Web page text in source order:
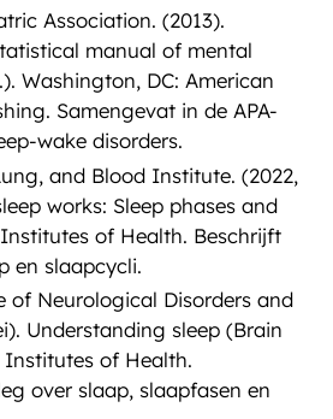
Association. (2013).
manual of mental
Washington, DC: American
Samengevat in de APA-
wake disorders.
and Blood Institute. (2022,
works: Sleep phases and
of Health. Beschrijft
en slaapcycli.
of Neurological Disorders and
Understanding sleep (Brain
of Health.
over slaap, slaapfasen en